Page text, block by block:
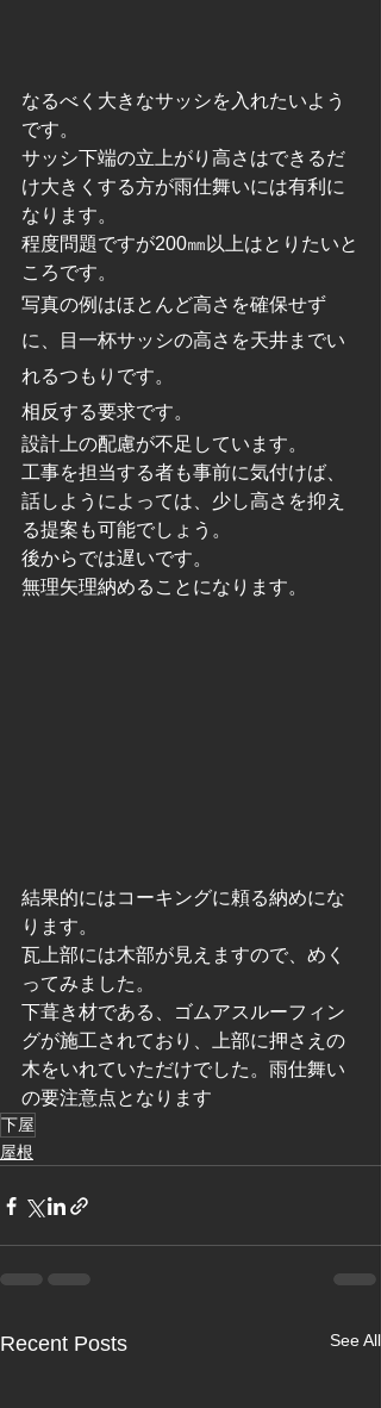
なるべく大きなサッシを入れたいよう
です。
サッシ下端の立上がり高さはできるだ
け大きくする方が雨仕舞いには有利に
なります。
程度問題ですが200㎜以上はとりたいと
ころです。
写真の例はほとんど高さを確保せず
に、目一杯サッシの高さを天井までい
れるつもりです。
相反する要求です。
設計上の配慮が不足しています。
工事を担当する者も事前に気付けば、
話しようによっては、少し高さを抑え
る提案も可能でしょう。
後からでは遅いです。
無理矢理納めることになります。
結果的にはコーキングに頼る納めにな
ります。
瓦上部には木部が見えますので、めく
ってみました。
下葺き材である、ゴムアスルーフィン
グが施工されており、上部に押さえの
木をいれていただけでした。雨仕舞い
の要注意点となります
下屋
屋根
Recent Posts See All